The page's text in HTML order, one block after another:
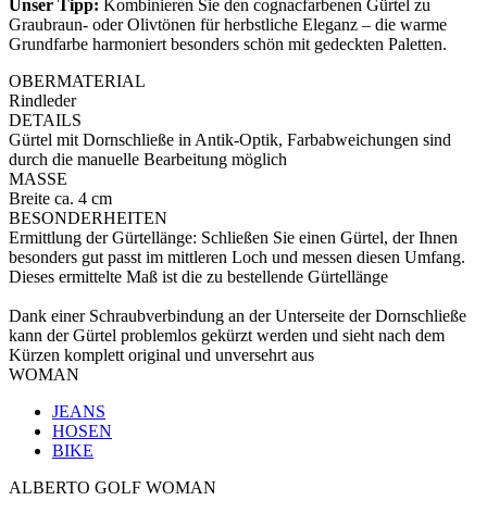
Unser Tipp: Kombinieren Sie den cognacfarbenen Gürtel zu
Graubraun- oder Olivtönen für herbstliche Eleganz – die warme
Grundfarbe harmoniert besonders schön mit gedeckten Paletten.
OBERMATERIAL
Rindleder
DETAILS
Gürtel mit Dornschließe in Antik-Optik, Farbabweichungen sind
durch die manuelle Bearbeitung möglich
MASSE
Breite ca. 4 cm
BESONDERHEITEN
Ermittlung der Gürtellänge: Schließen Sie einen Gürtel, der Ihnen
besonders gut passt im mittleren Loch und messen diesen Umfang.
Dieses ermittelte Maß ist die zu bestellende Gürtellänge
Dank einer Schraubverbindung an der Unterseite der Dornschließe
kann der Gürtel problemlos gekürzt werden und sieht nach dem
Kürzen komplett original und unversehrt aus
WOMAN
JEANS
HOSEN
BIKE
ALBERTO GOLF WOMAN